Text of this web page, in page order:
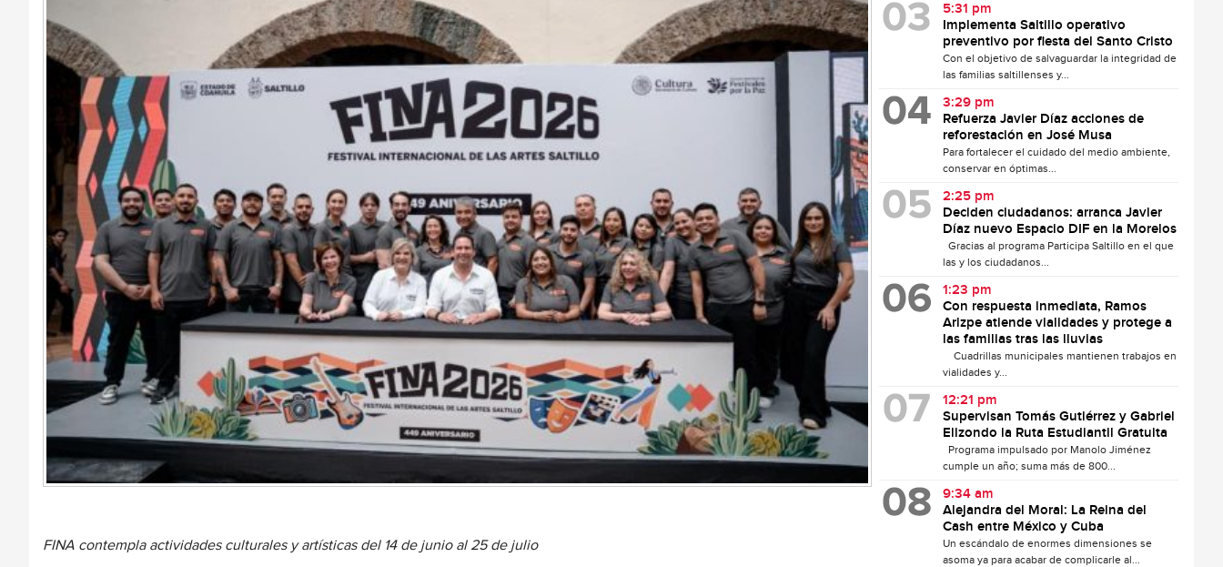
FINA contempla actividades culturales y artísticas del 14 de junio al 25 de julio
5:31 pm
Implementa Saltillo operativo
preventivo por fiesta del Santo Cristo
Con el objetivo de salvaguardar la integridad de
las familias saltillenses y...
3:29 pm
Refuerza Javier Díaz acciones de
reforestación en José Musa
Para fortalecer el cuidado del medio ambiente,
conservar en óptimas...
2:25 pm
Deciden ciudadanos: arranca Javier
Díaz nuevo Espacio DIF en la Morelos
Gracias al programa Participa Saltillo en el que
las y los ciudadanos...
1:23 pm
Con respuesta inmediata, Ramos
Arizpe atiende vialidades y protege a
las familias tras las lluvias
Cuadrillas municipales mantienen trabajos en
vialidades y...
12:21 pm
Supervisan Tomás Gutiérrez y Gabriel
Elizondo la Ruta Estudiantil Gratuita
Programa impulsado por Manolo Jiménez
cumple un año; suma más de 800...
9:34 am
Alejandra del Moral: La Reina del
Cash entre México y Cuba
Un escándalo de enormes dimensiones se
asoma ya para acabar de complicarle al...